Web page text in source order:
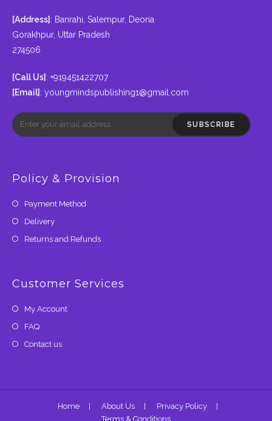
[Address] : Banrahi, Salempur, Deoria
Gorakhpur, Uttar Pradesh
274506
[Call Us] : +919451422707
[Email] : youngmindspublishing1@gmail.com
SUBSCRIBE
Policy & Provision
Payment Method
Delivery
Returns and Refunds
Customer Services
My Account
FAQ
Contact us
Home About Us
Privacy Policy
Terms & Conditions